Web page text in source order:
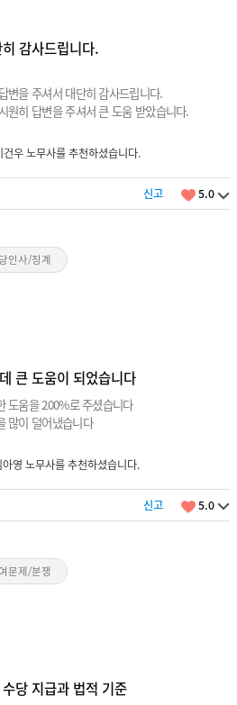
감사드립니다.
변을 주셔서 대단히 감사드립니다.
원히 답변을 주셔서 큰 도움 받았습니다.
우 노무사를 추천하셨습니다.
신고 5.0
인사/징계
큰 도움이 되었습니다
도움을 200%로 주셨습니다
많이 덜어냈습니다
영 노무사를 추천하셨습니다.
신고 5.0
문제/분쟁
당 지급과 법적 기준